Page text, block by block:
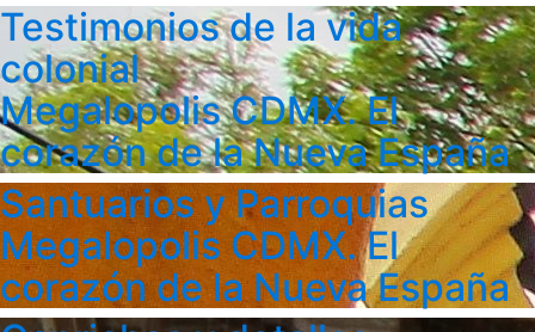
Testimonios de la vida
colonial
Megalopolis CDMX. El
corazón de la Nueva España
Santuarios y Parroquias
Megalopolis CDMX. El
corazón de la Nueva España